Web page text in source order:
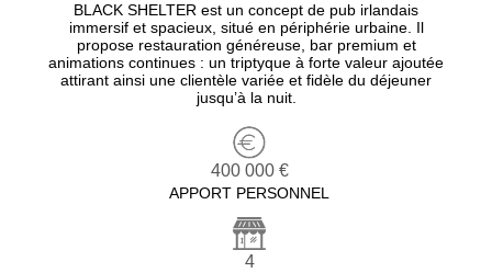
BLACK SHELTER est un concept de pub irlandais
immersif et spacieux, situé en périphérie urbaine. Il
propose restauration généreuse, bar premium et
animations continues : un triptyque à forte valeur ajoutée
attirant ainsi une clientèle variée et fidèle du déjeuner
jusqu’à la nuit.
400 000 €
APPORT PERSONNEL
4